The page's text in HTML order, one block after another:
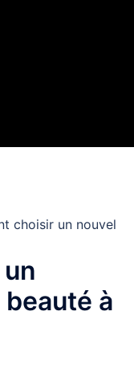
choisir un nouvel
à